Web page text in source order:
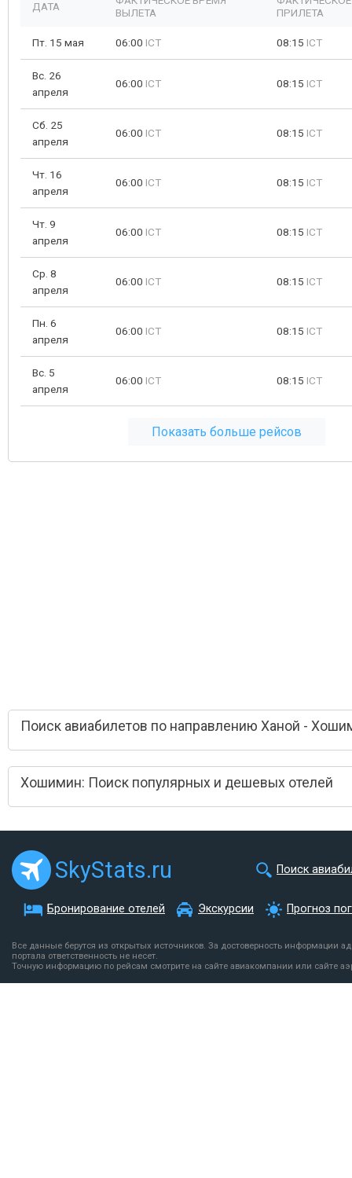
ДАТА
ВЫЛЕТА
ПРИЛЕТА
Пт. 15 мая 06:00 ICT 08:15 ICT
Вс. 26
апреля
06:00 ICT 08:15 ICT
Сб. 25
апреля
06:00 ICT 08:15 ICT
Чт. 16
апреля
06:00 ICT 08:15 ICT
Чт. 9
апреля
06:00 ICT 08:15 ICT
Ср. 8
апреля
06:00 ICT 08:15 ICT
Пн. 6
апреля
06:00 ICT 08:15 ICT
Вс. 5
апреля
06:00 ICT 08:15 ICT
Показать больше рейсов
Поиск авиабилетов по направлению Ханой -
Хошимин: Поиск популярных и дешевых отелей
SkyStats.ru Поиск
Бронирование отелей Экскурсии Прогноз
Все данные берутся из открытых источников. За достоверность информации
портала ответственность не несет.
Точную информацию по рейсам смотрите на сайте авиакомпании или сайте